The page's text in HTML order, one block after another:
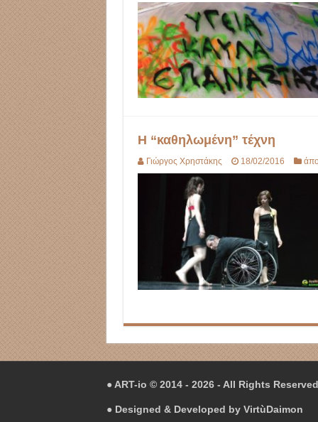
Η “καθηλωμένη” τέχνη
Γιώργος Χρηστάκης 18/02/2016
● ART-io © 2014 - 2026 - All Rights Reserved
● Designed & Developed by VirtùDaimon